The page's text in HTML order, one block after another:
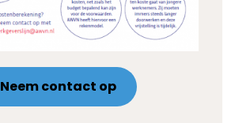
Neem contact op